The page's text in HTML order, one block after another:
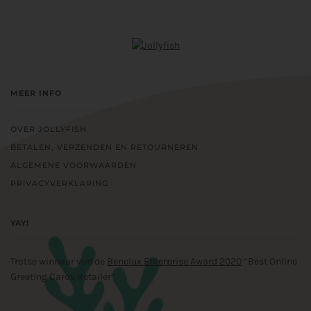
MEER INFO
OVER JOLLYFISH
BETALEN, VERZENDEN EN RETOURNEREN
ALGEMENE VOORWAARDEN
PRIVACYVERKLARING
YAY!
Trotse winnaar van de Benelux Enterprise Award 2020 “Best Online
Greeting Cards Retailer”